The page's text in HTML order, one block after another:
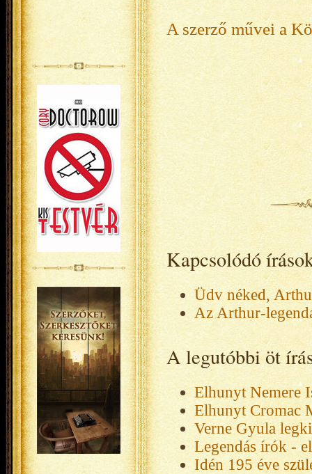
A szerző művei a
Kapcsolódó
Üdv néked,
Az Arthur-
A legutóbbi öt
Elhunyt Nemere
Elhunyt Cromac
Verne Gyula
Legendás írók -
Idén 195 éve